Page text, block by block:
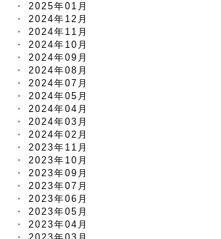
2025年01月
2024年12月
2024年11月
2024年10月
2024年09月
2024年08月
2024年07月
2024年05月
2024年04月
2024年03月
2024年02月
2023年11月
2023年10月
2023年09月
2023年07月
2023年06月
2023年05月
2023年04月